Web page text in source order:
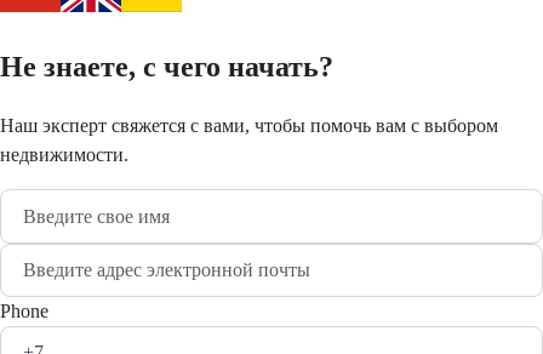
Не знаете, с чего начать?
Наш эксперт свяжется с вами, чтобы помочь вам с выбором
недвижимости.
Phone